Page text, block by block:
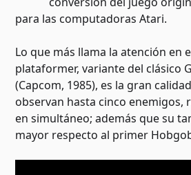
para las computadoras Atari.
Lo que más llama la atención en
plataformer, variante del clásico
(Capcom, 1985), es la gran
observan hasta cinco enemigos,
en simultáneo; además que su
mayor respecto al primer